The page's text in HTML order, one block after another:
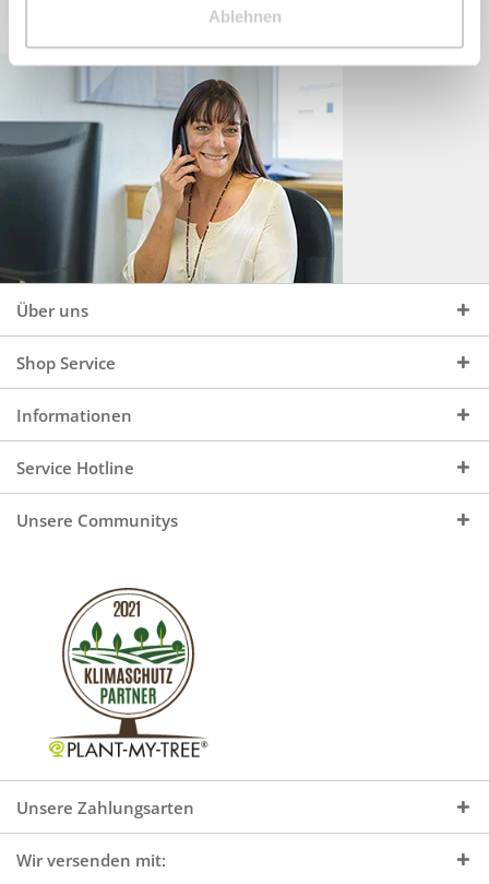
Ablehnen
Über uns
Shop Service
Informationen
Service Hotline
Unsere Communitys
Unsere Zahlungsarten
Wir versenden mit: